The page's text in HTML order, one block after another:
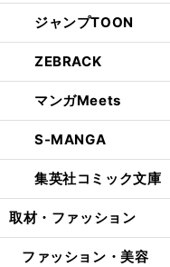
ジャンプTOON
ZEBRACK
マンガMeets
S-MANGA
集英社コミック文庫
取材・ファッション
ファッション・美容